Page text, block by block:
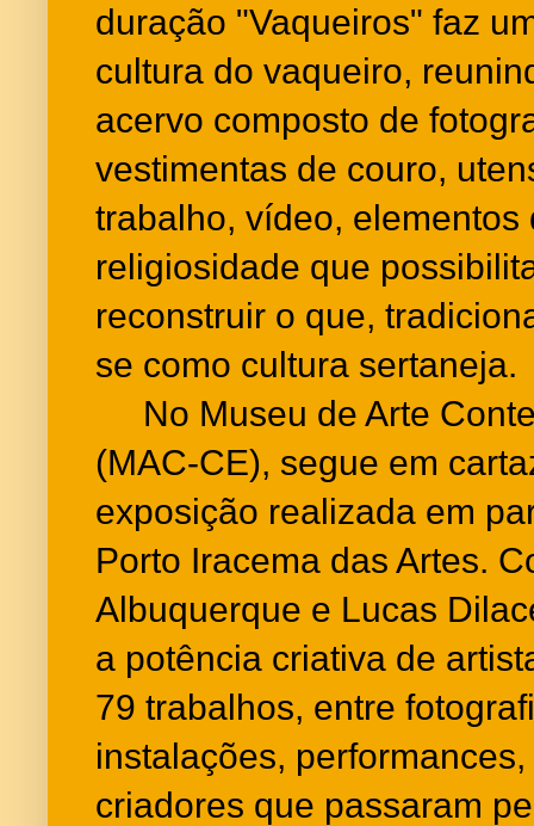
duração "Vaqueiros" faz
cultura do vaqueiro,
acervo composto de
vestimentas de couro,
trabalho, vídeo, elementos
religiosidade que
reconstruir o que,
se como cultura sertaneja.
No Museu de Arte
(MAC-CE), segue em
exposição realizada em
Porto Iracema das Artes.
Albuquerque e Lucas
a potência criativa de
79 trabalhos, entre
instalações,
criadores que passaram